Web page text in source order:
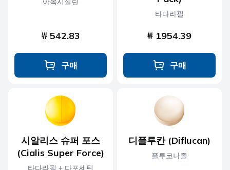
아목시실린
₩ 542.83
구매
타다라필
₩ 1954.39
구매
시알리스 슈퍼 포스
(Cialis Super Force)
타다라필 + 다포세틴
디플루칸 (Diflucan)
플루코나졸